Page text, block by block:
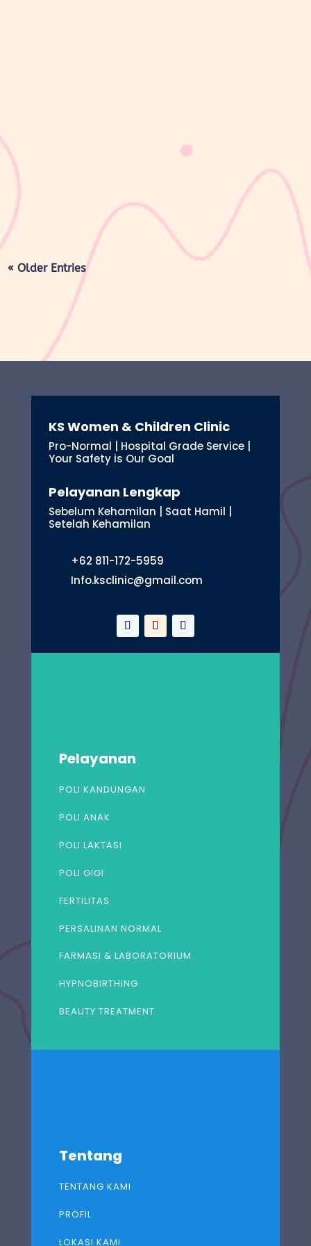
yang dimulai sejak bayi lahir hingga organ reproduksi kembali
seperti sebelum hamil. Selama masa ini, tubuh Moms akan
mengalami berbagai perubahan, mulai dari rahim yang berangsur
« Older Entries
KS Women & Children Clinic
Pro-Normal | Hospital Grade Service |
Your Safety is Our Goal
Pelayanan Lengkap
Sebelum Kehamilan | Saat Hamil |
Setelah Kehamilan
+62 811-172-5959
Info.ksclinic@gmail.com
Pelayanan
POLI KANDUNGAN
POLI ANAK
POLI LAKTASI
POLI GIGI
FERTILITAS
PERSALINAN NORMAL
FARMASI & LABORATORIUM
HYPNOBIRTHING
BEAUTY TREATMENT
Tentang
TENTANG KAMI
PROFIL
LOKASI KAMI